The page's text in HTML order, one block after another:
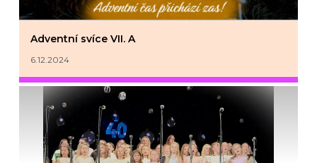
Adventní svíce VII. A
6.12.2024